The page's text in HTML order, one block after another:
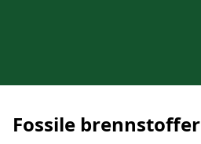
Fossile brennstoffer